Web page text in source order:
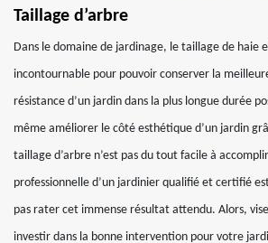
Taillage d’arbre
Dans le domaine de jardinage, le taillage de haie
incontournable pour pouvoir conserver la
résistance d’un jardin dans la plus longue durée
même améliorer le côté esthétique d’un jardin
taillage d’arbre n’est pas du tout facile à
professionnelle d’un jardinier qualifié et certifié
pas rater cet immense résultat attendu. Alors,
investir dans la bonne intervention pour votre